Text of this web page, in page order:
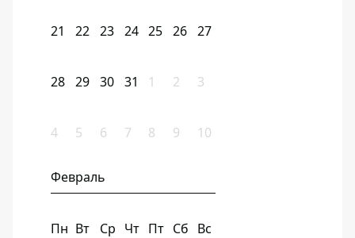
21 22 23 24 25 26 27
28 29 30 31 1 2 3
4 5 6 7 8 9 10
Февраль
Пн Вт Ср Чт Пт Сб Вс